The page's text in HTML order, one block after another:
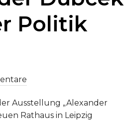
Politik
Ausstellung „Alexander
Rathaus in Leipzig